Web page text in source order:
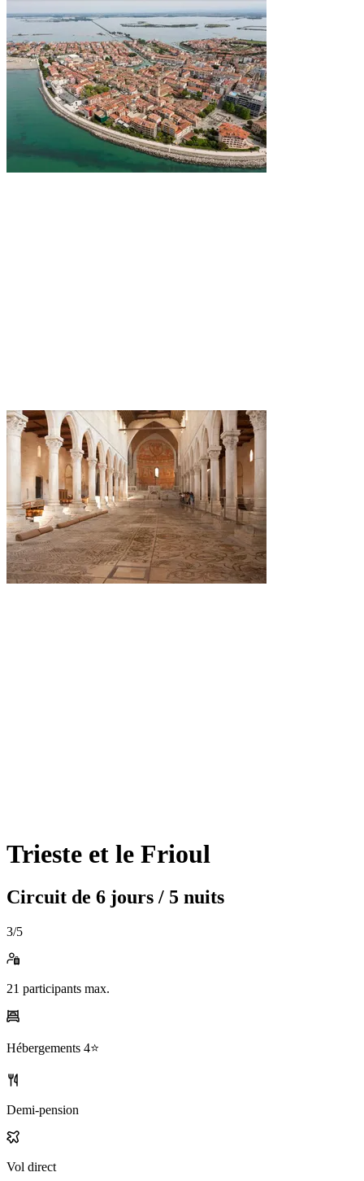
Trieste et le Frioul
Circuit de 6 jours / 5 nuits
3/5
21 participants max.
Hébergements 4⭐️
Demi-pension
Vol direct